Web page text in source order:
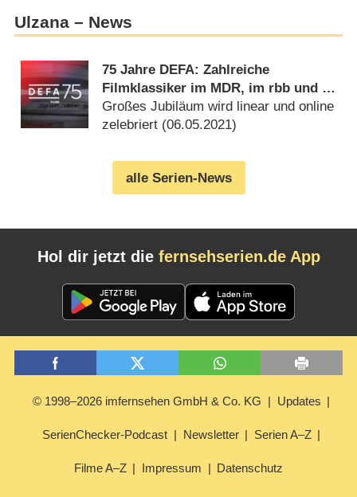
Ulzana – News
75 Jahre DEFA: Zahlreiche
Filmklassiker im MDR, im rbb und in
der ARD Mediathek
Großes Jubiläum wird linear und online
zelebriert (06.05.2021)
alle Serien-News
Hol dir jetzt die fernsehserien.de App
© 1998–2026 imfernsehen GmbH & Co. KG Updates
SerienChecker-Podcast Newsletter Serien A–Z
Filme A–Z Impressum Datenschutz